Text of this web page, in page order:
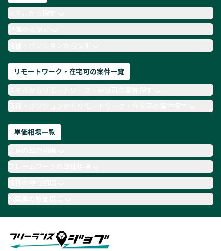
AIエンジニア
Webデザイナー
月収100万円 業務委託
COBOL
Ruby
TypeScript
Laravel AWS
単価から探す
職種・ポジションから探す
リモートワーク・在宅可の案件一覧
職種・ポジションからリモートワーク・在宅可の案件探す
単価相場一覧
職種の単価相場
AI関連の単価相場